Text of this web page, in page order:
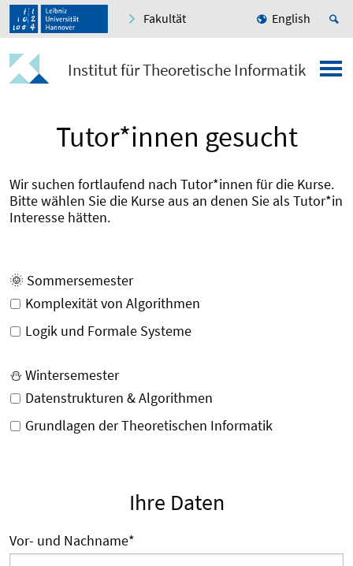
Fakultät English
Institut für Theoretische Informatik
Tutor*innen gesucht
Wir suchen fortlaufend nach Tutor*innen für die Kurse.
Bitte wählen Sie die Kurse aus an denen Sie als Tutor*in
Interesse hätten.
🌞 Sommersemester
Komplexität von Algorithmen
Logik und Formale Systeme
⛄ Wintersemester
Datenstrukturen & Algorithmen
Grundlagen der Theoretischen Informatik
Ihre Daten
Vor- und Nachname*